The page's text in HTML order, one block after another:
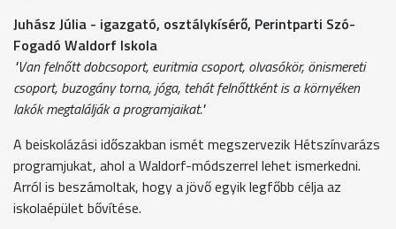
Juhász Júlia - igazgató, osztálykísérő, Perintparti Szó-
Fogadó Waldorf Iskola
"Van felnőtt dobcsoport, euritmia csoport, olvasókör, önismereti
csoport, buzogány torna, jóga, tehát felnőttként is a környéken
lakók megtalálják a programjaikat."
A beiskolázási időszakban ismét megszervezik Hétszínvarázs
programjukat, ahol a Waldorf-módszerrel lehet ismerkedni.
Arról is beszámoltak, hogy a jövő egyik legfőbb célja az
iskolaépület bővítése.